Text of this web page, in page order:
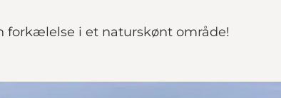
forkælelse i et naturskønt område!